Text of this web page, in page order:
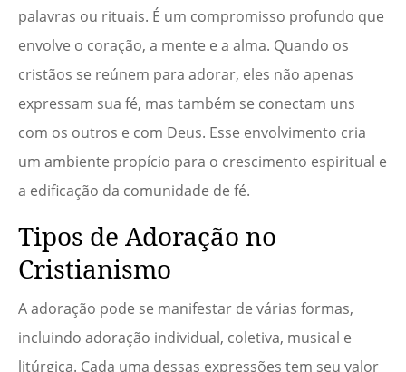
palavras ou rituais. É um compromisso profundo que
envolve o coração, a mente e a alma. Quando os
cristãos se reúnem para adorar, eles não apenas
expressam sua fé, mas também se conectam uns
com os outros e com Deus. Esse envolvimento cria
um ambiente propício para o crescimento espiritual e
a edificação da comunidade de fé.
Tipos de Adoração no
Cristianismo
A adoração pode se manifestar de várias formas,
incluindo adoração individual, coletiva, musical e
litúrgica. Cada uma dessas expressões tem seu valor